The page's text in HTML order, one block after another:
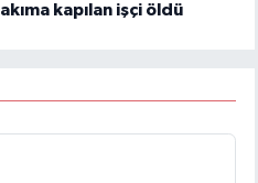
akıma kapılan işçi öldü